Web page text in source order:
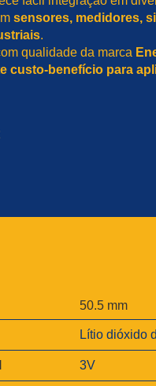
sensores, medidores,
.
qualidade da marca
custo-benefício para
50.5 mm
Lítio dióxido
3V